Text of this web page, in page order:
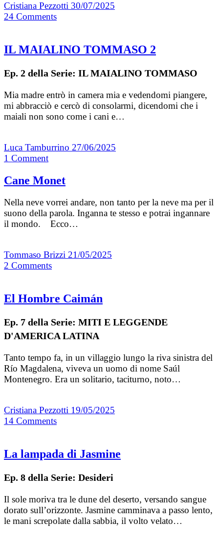
Cristiana Pezzotti 30/07/2025
24 Comments
IL MAIALINO TOMMASO 2
Ep. 2 della Serie: IL MAIALINO TOMMASO
Mia madre entrò in camera mia e vedendomi piangere,
mi abbracciò e cercò di consolarmi, dicendomi che i
maiali non sono come i cani e…
Luca Tamburrino 27/06/2025
1 Comment
Cane Monet
Nella neve vorrei andare, non tanto per la neve ma per il
suono della parola. Inganna te stesso e potrai ingannare
il mondo. Ecco…
Tommaso Brizzi 21/05/2025
2 Comments
El Hombre Caimán
Ep. 7 della Serie: MITI E LEGGENDE
D'AMERICA LATINA
Tanto tempo fa, in un villaggio lungo la riva sinistra del
Río Magdalena, viveva un uomo di nome Saúl
Montenegro. Era un solitario, taciturno, noto…
Cristiana Pezzotti 19/05/2025
14 Comments
La lampada di Jasmine
Ep. 8 della Serie: Desideri
Il sole moriva tra le dune del deserto, versando sangue
dorato sull’orizzonte. Jasmine camminava a passo lento,
le mani screpolate dalla sabbia, il volto velato…